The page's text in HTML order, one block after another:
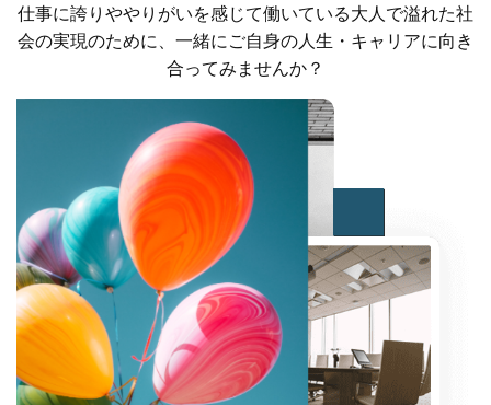
仕事に誇りややりがいを感じて働いている大人で溢れた社
会の実現のために、一緒にご自身の人生・キャリアに向き
合ってみませんか？